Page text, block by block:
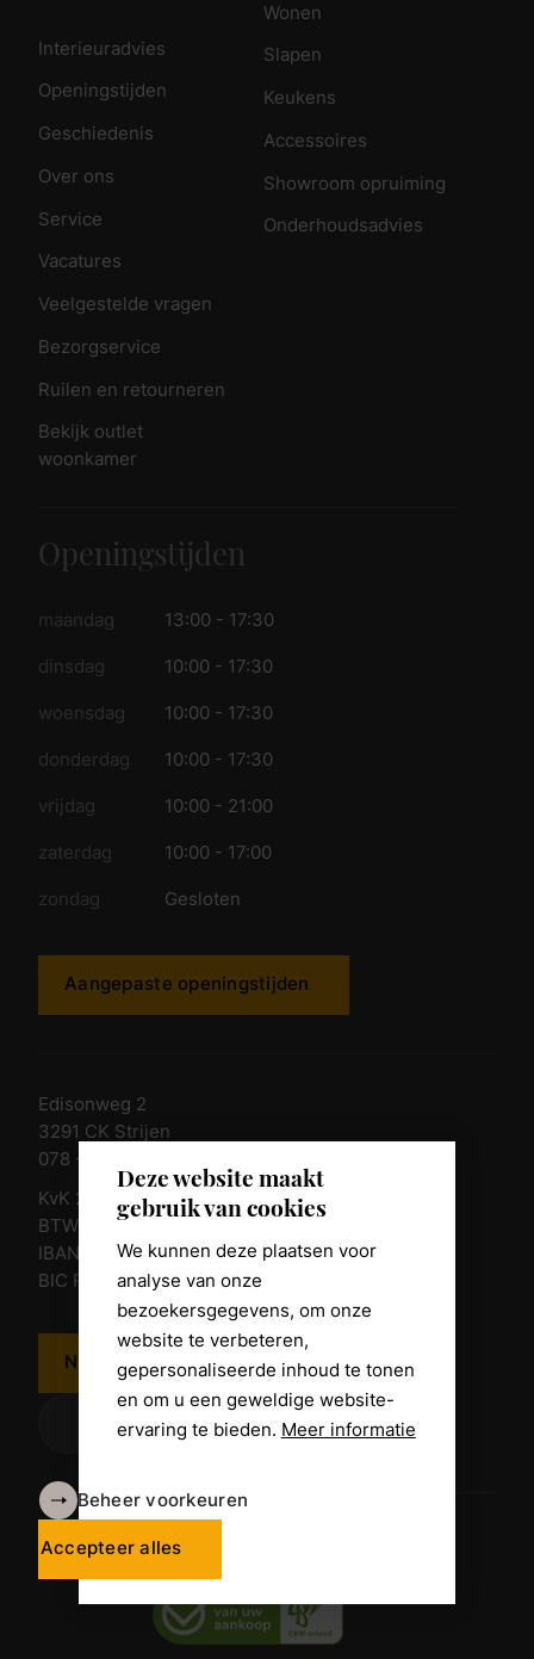
Deze website maakt
gebruik van cookies
We kunnen deze plaatsen voor
analyse van onze
bezoekersgegevens, om onze
website te verbeteren,
gepersonaliseerde inhoud te tonen
en om u een geweldige website-
ervaring te bieden. Meer informatie
Beheer voorkeuren
Accepteer alles
Interieuradvies
Openingstijden
Geschiedenis
Over ons
Service
Vacatures
Veelgestelde vragen
Bezorgservice
Ruilen en retourneren
Bekijk outlet
woonkamer
Wonen
Slapen
Keukens
Accessoires
Showroom opruiming
Onderhoudsadvies
Openingstijden
maandag 13:00 - 17:30
dinsdag 10:00 - 17:30
woensdag 10:00 - 17:30
donderdag 10:00 - 17:30
vrijdag 10:00 - 21:00
zaterdag 10:00 - 17:00
zondag Gesloten
Aangepaste openingstijden
Edisonweg 2
3291 CK Strijen
078 - 674 84 85
KvK 23011135
BTW nr. NL 805098938.B.01
IBAN NL10 RABO 0361 8039 58
BIC RABONL2U
Neem contact op
Algemene voorwaarden